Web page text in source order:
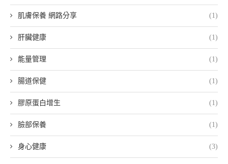
肌膚保養 網路分享 (1)
肝臟健康 (1)
能量管理 (1)
腸道保健 (1)
膠原蛋白增生 (1)
臉部保養 (1)
身心健康 (3)